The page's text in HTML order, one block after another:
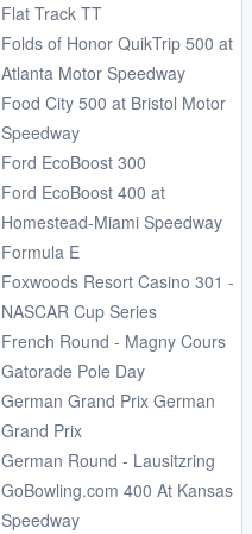
Flat Track TT
Folds of Honor QuikTrip 500 at
Atlanta Motor Speedway
Food City 500 at Bristol Motor
Speedway
Ford EcoBoost 300
Ford EcoBoost 400 at
Homestead-Miami Speedway
Formula E
Foxwoods Resort Casino 301 -
NASCAR Cup Series
French Round - Magny Cours
Gatorade Pole Day
German Grand Prix German
Grand Prix
German Round - Lausitzring
GoBowling.com 400 At Kansas
Speedway